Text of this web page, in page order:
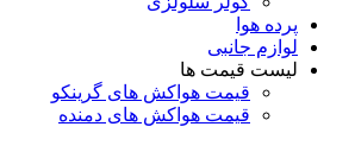
پرده هوا
لوازم جانبی
لیست قیمت ها
قیمت هواکش های گرینکو
قیمت هواکش های دمنده